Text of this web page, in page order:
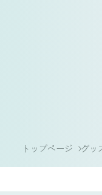
トップページ グッ